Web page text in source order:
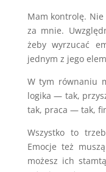
Mam kontrolę. Nie
za mnie.
żeby wyrzucać
jednym z jego
W tym równaniu
logika — tak,
tak, praca — tak,
Wszystko to
Emocje też
możesz ich